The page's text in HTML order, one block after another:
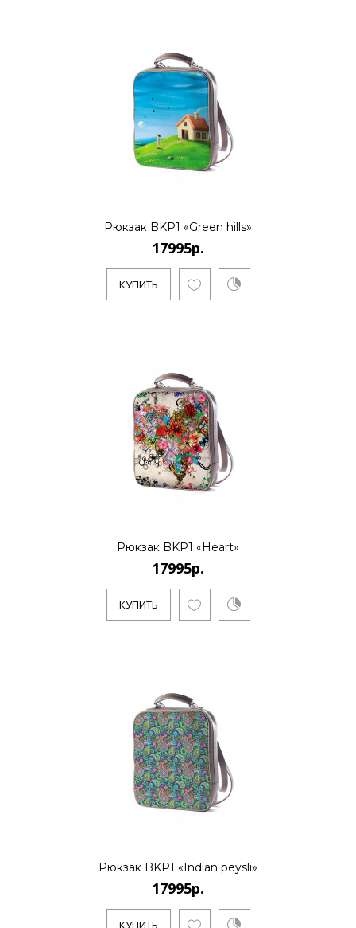
17995р.
17995р.
КУПИТЬ
17995р.
КУПИТЬ
17995р.
КУПИТЬ
17995р.
Рюкзак BKP1 «Green hills»
17995р.
КУПИТЬ
Рюкзак BKP1 «Heart»
17995р.
КУПИТЬ
Рюкзак BKP1 «Indian peysli»
17995р.
КУПИТЬ